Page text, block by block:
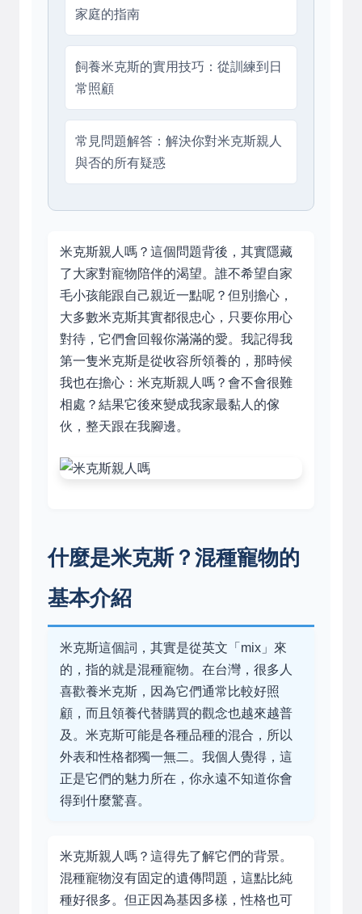
家庭的指南
飼養米克斯的實用技巧：從訓練到日
常照顧
常見問題解答：解決你對米克斯親人
與否的所有疑惑
米克斯親人嗎？這個問題背後，其實隱藏
了大家對寵物陪伴的渴望。誰不希望自家
毛小孩能跟自己親近一點呢？但別擔心，
大多數米克斯其實都很忠心，只要你用心
對待，它們會回報你滿滿的愛。我記得我
第一隻米克斯是從收容所領養的，那時候
我也在擔心：米克斯親人嗎？會不會很難
相處？結果它後來變成我家最黏人的傢
伙，整天跟在我腳邊。
什麼是米克斯？混種寵物的
基本介紹
米克斯這個詞，其實是從英文「mix」來
的，指的就是混種寵物。在台灣，很多人
喜歡養米克斯，因為它們通常比較好照
顧，而且領養代替購買的觀念也越來越普
及。米克斯可能是各種品種的混合，所以
外表和性格都獨一無二。我個人覺得，這
正是它們的魅力所在，你永遠不知道你會
得到什麼驚喜。
米克斯親人嗎？這得先了解它們的背景。
混種寵物沒有固定的遺傳問題，這點比純
種好很多。但正因為基因多樣，性格也可